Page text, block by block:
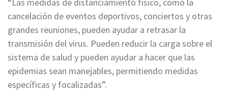
cancelación de eventos deportivos, conciertos y otras
grandes reuniones, pueden ayudar a retrasar la
transmisión del virus. Pueden reducir la carga sobre el
sistema de salud y pueden ayudar a hacer que las
epidemias sean manejables, permitiendo medidas
específicas y focalizadas”.